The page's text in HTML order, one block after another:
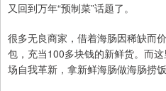
又回到万年“预制菜”话题了。
很多无良商家，借着海肠因稀缺而
包，充当100多块钱的新鲜货。而
场自我革新，拿新鲜海肠做海肠捞饭